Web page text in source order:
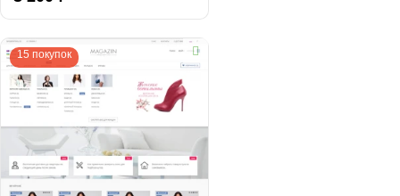
уделили юзабилити магазина.
выдвижных блоках...
15 покупок